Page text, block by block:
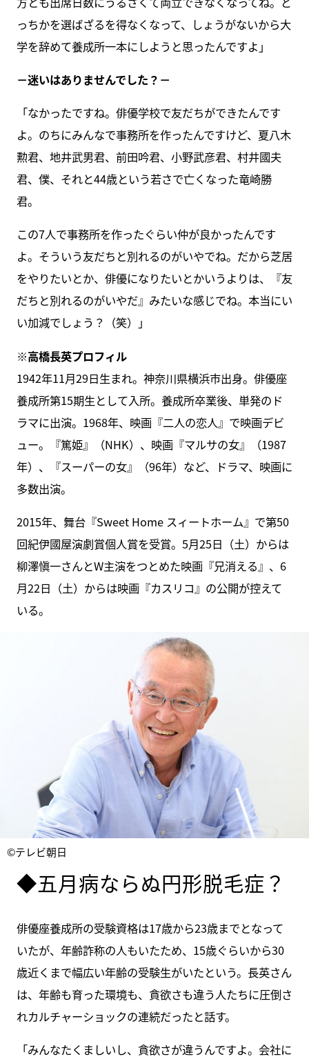
っちかを選ばざるを得なくなって、しょうがないから大
学を辞めて養成所一本にしようと思ったんですよ」
－迷いはありませんでした？－
「なかったですね。俳優学校で友だちができたんです
よ。のちにみんなで事務所を作ったんですけど、夏八木
勲君、地井武男君、前田吟君、小野武彦君、村井國夫
君、僕、それと44歳という若さで亡くなった竜崎勝
君。
この7人で事務所を作ったぐらい仲が良かったんです
よ。そういう友だちと別れるのがいやでね。だから芝居
をやりたいとか、俳優になりたいとかいうよりは、『友
だちと別れるのがいやだ』みたいな感じでね。本当にい
い加減でしょう？（笑）」
※高橋長英プロフィル
1942年11月29日生まれ。神奈川県横浜市出身。俳優座
養成所第15期生として入所。養成所卒業後、単発のド
ラマに出演。1968年、映画『二人の恋人』で映画デビ
ュー。『篤姫』（NHK）、映画『マルサの女』（1987
年）、『スーパーの女』（96年）など、ドラマ、映画に
多数出演。
2015年、舞台『Sweet Home スィートホーム』で第50
回紀伊國屋演劇賞個人賞を受賞。5月25日（土）からは
柳澤愼一さんとW主演をつとめた映画『兄消える』、6
月22日（土）からは映画『カスリコ』の公開が控えて
いる。
©テレビ朝日
◆五月病ならぬ円形脱毛症？
俳優座養成所の受験資格は17歳から23歳までとなって
いたが、年齢詐称の人もいたため、15歳ぐらいから30
歳近くまで幅広い年齢の受験生がいたという。長英さん
は、年齢も育った環境も、貪欲さも違う人たちに圧倒さ
れカルチャーショックの連続だったと話す。
「みんなたくましいし、貪欲さが違うんですよ。会社に